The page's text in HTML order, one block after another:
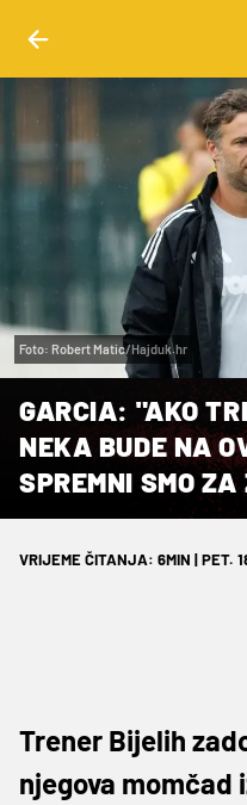
Foto: Robert Matic/Hajduk.hr
GARCIA: "AKO
NEKA BUDE NA
SPREMNI SMO ZA
VRIJEME ČITANJA: 6MIN | PET.
Trener Bijelih
njegova momčad